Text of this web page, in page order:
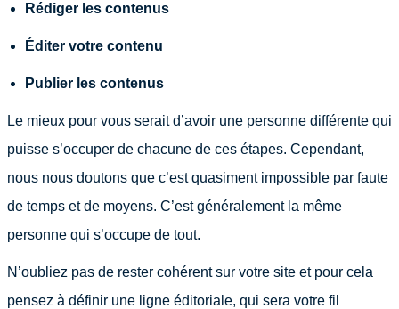
Rédiger les contenus
Éditer votre contenu
Publier les contenus
Le mieux pour vous serait d’avoir une personne différente qui
puisse s’occuper de chacune de ces étapes. Cependant,
nous nous doutons que c’est quasiment impossible par faute
de temps et de moyens. C’est généralement la même
personne qui s’occupe de tout.
N’oubliez pas de rester cohérent sur votre site et pour cela
pensez à définir une ligne éditoriale, qui sera votre fil